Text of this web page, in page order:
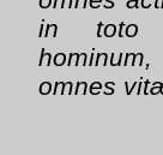
in toto
omnes